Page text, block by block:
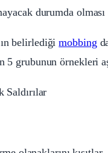
durumda
belirlediğimobbing
5 grubunun örnekleri